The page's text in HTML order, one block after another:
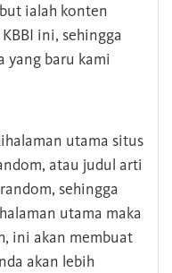
ialah konten
ini, sehingga
yang baru kami
utama situs
atau judul arti
sehingga
utama maka
ini akan membuat
akan lebih